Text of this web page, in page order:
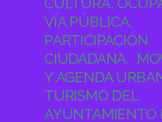
CULTURA,
VÍA PÚBLICA,
PARTICIPACIÓN
CIUDADANA,
Y AGENDA
TURISMO DEL
AYUNTAMIENTO